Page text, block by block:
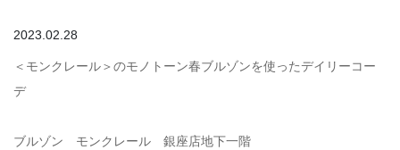
2023.02.28
＜モンクレール＞のモノトーン春ブルゾンを使ったデイリーコー
デ
ブルゾン モンクレール 銀座店地下一階